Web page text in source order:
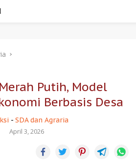
Putih, Model
Berbasis Desa
- SDA dan Agraria
April 3, 2026